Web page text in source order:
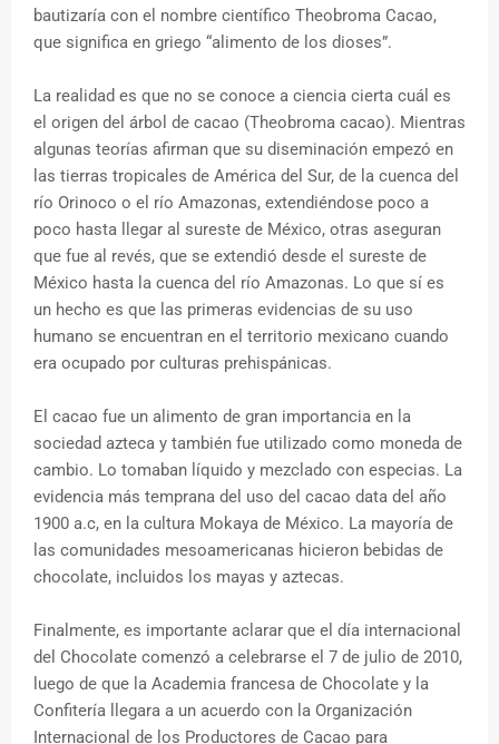
bautizaría con el nombre científico Theobroma Cacao,
que significa en griego “alimento de los dioses”.
La realidad es que no se conoce a ciencia cierta cuál es
el origen del árbol de cacao (Theobroma cacao). Mientras
algunas teorías afirman que su diseminación empezó en
las tierras tropicales de América del Sur, de la cuenca del
río Orinoco o el río Amazonas, extendiéndose poco a
poco hasta llegar al sureste de México, otras aseguran
que fue al revés, que se extendió desde el sureste de
México hasta la cuenca del río Amazonas. Lo que sí es
un hecho es que las primeras evidencias de su uso
humano se encuentran en el territorio mexicano cuando
era ocupado por culturas prehispánicas.
El cacao fue un alimento de gran importancia en la
sociedad azteca y también fue utilizado como moneda de
cambio. Lo tomaban líquido y mezclado con especias. La
evidencia más temprana del uso del cacao data del año
1900 a.c, en la cultura Mokaya de México. La mayoría de
las comunidades mesoamericanas hicieron bebidas de
chocolate, incluidos los mayas y aztecas.
Finalmente, es importante aclarar que el día internacional
del Chocolate comenzó a celebrarse el 7 de julio de 2010,
luego de que la Academia francesa de Chocolate y la
Confitería llegara a un acuerdo con la Organización
Internacional de los Productores de Cacao para